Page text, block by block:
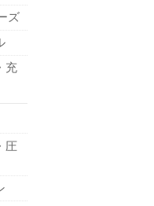
ズ
充
圧